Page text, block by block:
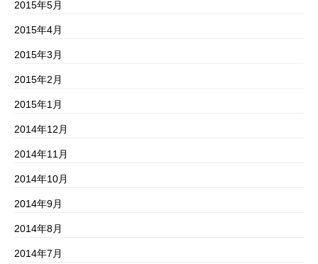
2015年5月
2015年4月
2015年3月
2015年2月
2015年1月
2014年12月
2014年11月
2014年10月
2014年9月
2014年8月
2014年7月